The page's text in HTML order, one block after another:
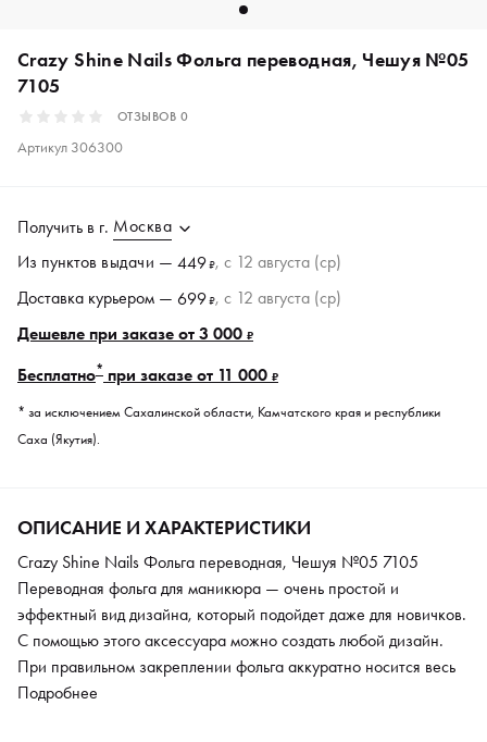
Crazy Shine Nails Фольга переводная, Чешуя №05
7105
ОТЗЫВОВ 0
Артикул 306300
Получить в г. Москва
Из пунктов выдачи — 449₽, c 12 августа (ср)
Доставка курьером — 699₽, c 12 августа (ср)
Дешевле при заказе от 3 000 ₽
Бесплатно* при заказе от 11 000 ₽
* за исключением Сахалинской области, Камчатского края и республики
Саха (Якутия).
ОПИСАНИЕ И ХАРАКТЕРИСТИКИ
Crazy Shine Nails Фольга переводная, Чешуя №05 7105
Переводная фольга для маникюра — очень простой и
эффектный вид дизайна, который подойдет даже для новичков.
С помощью этого аксессуара можно создать любой дизайн.
При правильном закреплении фольга аккуратно носится весь
период маникюра. Средство можно сочетать с
Подробнее